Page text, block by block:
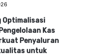
Optimalisasi
Kas
Penyaluran
untuk